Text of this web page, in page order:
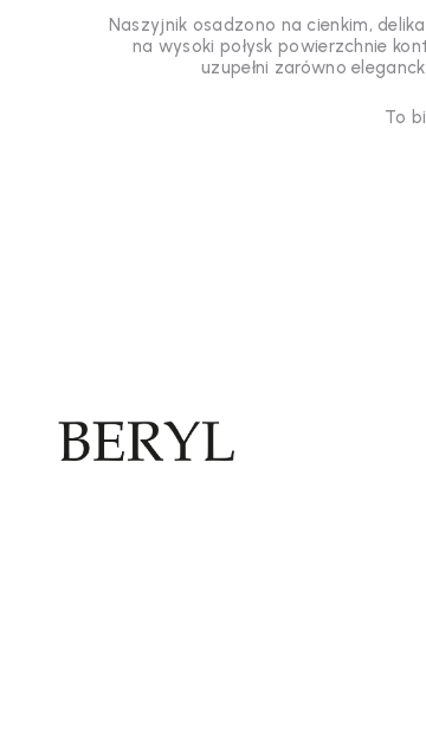
Naszyjnik osadzono na cienkim,
na wysoki połysk powierzchnie
uzupełni zarówno
To